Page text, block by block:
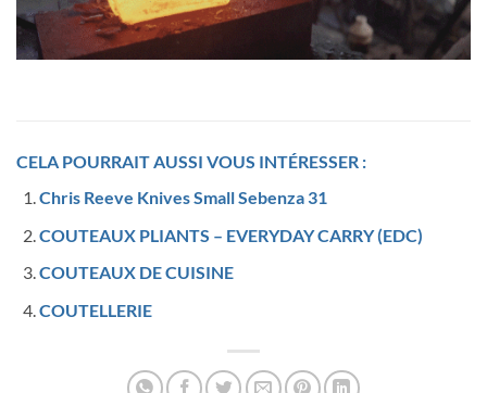
CELA POURRAIT AUSSI VOUS INTÉRESSER :
Chris Reeve Knives Small Sebenza 31
COUTEAUX PLIANTS – EVERYDAY CARRY (EDC)
COUTEAUX DE CUISINE
COUTELLERIE